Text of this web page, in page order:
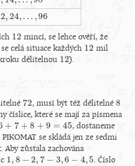
, 24, . . . ,96
,24,...96
12
12 mincí, se lehce ověří, že
celá situace každých 12
12 mil
dělitelnou 12
12).
72
72, musí být též dělitelné8
8
číslice, které se mají za písmena
+ 7 + 8 + 9 = 45, dostaneme
se skládá jen ze sedmi
Aby zůstala zachována
1, 8 − 2, 7 − 3,6 − 4,5
1,8− 2,7 −3 ,6 −4 5 . Číslo